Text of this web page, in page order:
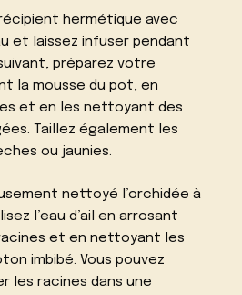
hermétique avec
et laissez infuser pendant
préparez votre
la mousse du pot, en
et en les nettoyant des
Taillez également les
ou jaunies.
nettoyé l’orchidée à
l’eau d’ail en arrosant
et en nettoyant les
imbibé. Vous pouvez
les racines dans une